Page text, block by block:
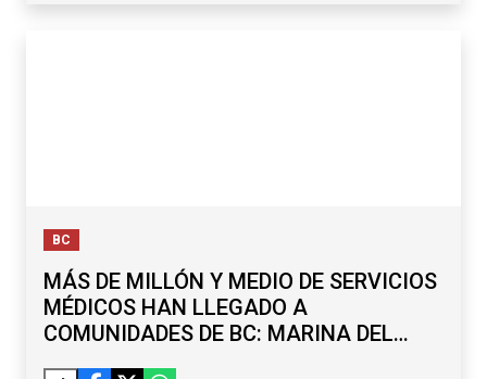
BC
MÁS DE MILLÓN Y MEDIO DE SERVICIOS
MÉDICOS HAN LLEGADO A
COMUNIDADES DE BC: MARINA DEL